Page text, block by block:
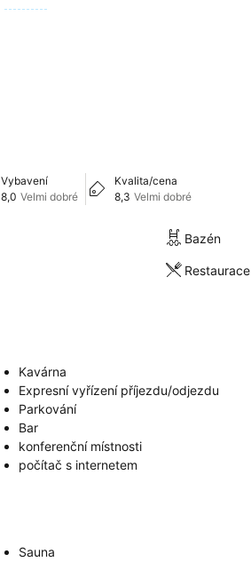
Vybavení
8,0 Velmi dobré
Kvalita/cena
8,3 Velmi dobré
Bazén
Restaurace
Kavárna
Expresní vyřízení příjezdu/odjezdu
Parkování
Bar
konferenční místnosti
počítač s internetem
Sauna